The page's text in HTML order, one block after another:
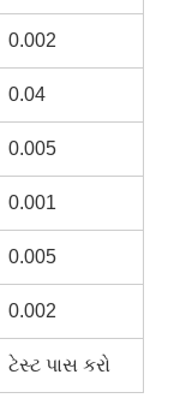
0.002
0.04
0.005
0.001
0.005
0.002
ટેસ્ટ પાસ કરો